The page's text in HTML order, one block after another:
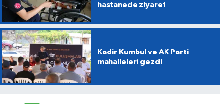
hastanede ziyaret
Kadir Kumbul ve AK Parti
mahalleleri gezdi